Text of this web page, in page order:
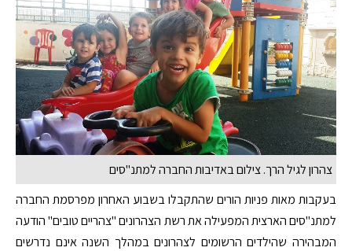
צהרון לגיל הרך. צילום באדיבות החברה למתנ"סים
בעקבות מאות פניות הורים שהתקבלו בשבוע האחרון מפרסמת החברה
למתנ"סים הארצית המפעילה את רשת הצהרונים "צהריים טובים" הודעה
המבהירה שהילדים הרשומים לצהרונים במהלך השנה אינם נדרשים